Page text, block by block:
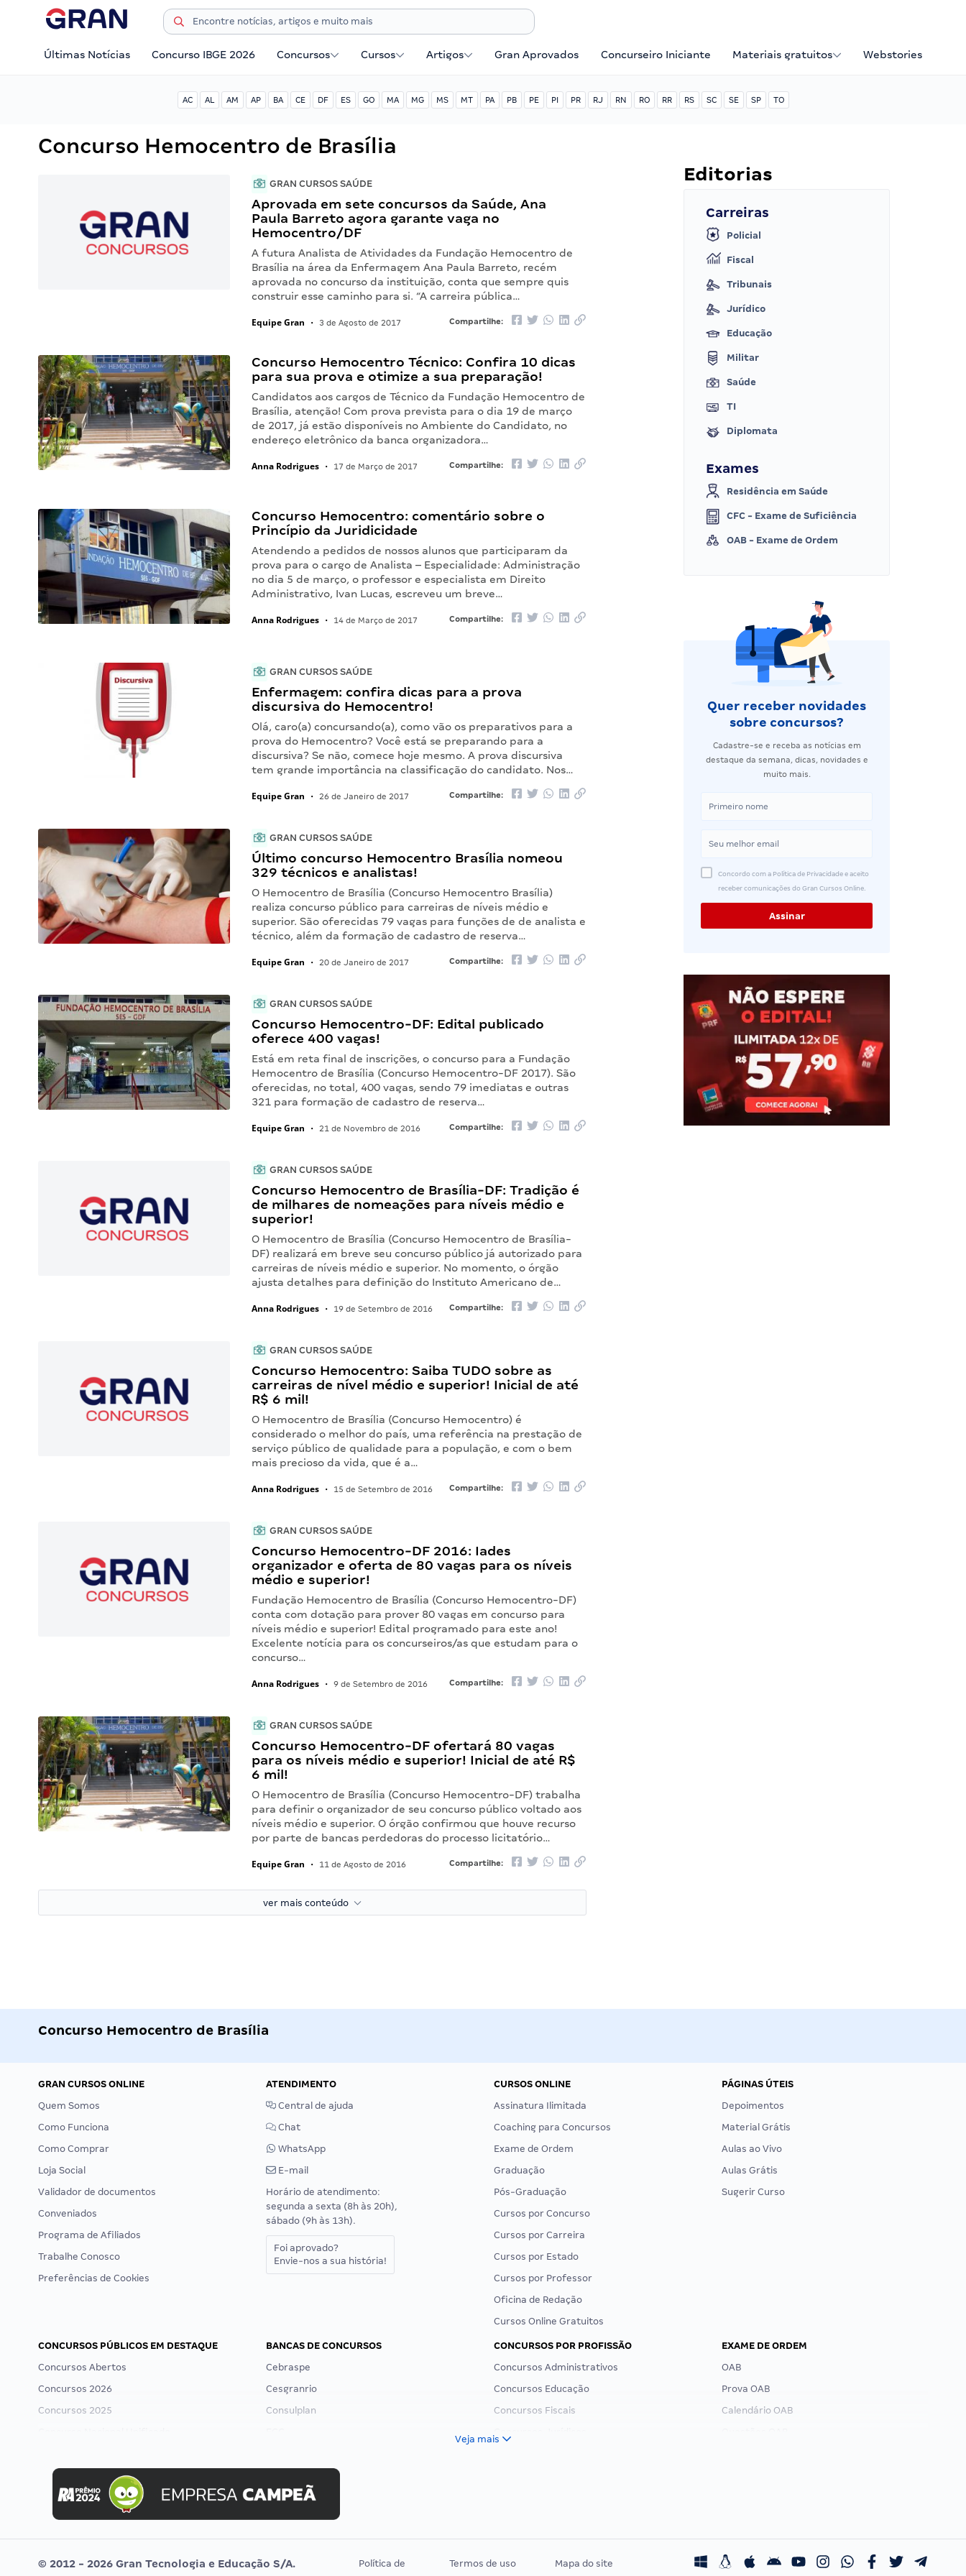
Últimas Notícias Concurso IBGE 2026 Concursos Cursos Artigos Gran Aprovados Concurseiro Iniciante Materiais gratuitos Webstories
AC AL AM AP BA CE DF ES GO MA MG MS MT PA PB PE PI PR RJ RN RO RR RS SC SE SP TO
Concurso Hemocentro de Brasília
GRAN CURSOS SAÚDE
Aprovada em sete concursos da Saúde, Ana
Paula Barreto agora garante vaga no
Hemocentro/DF
A futura Analista de Atividades da Fundação Hemocentro de
Brasília na área da Enfermagem Ana Paula Barreto, recém
aprovada no concurso da instituição, conta que sempre quis
construir esse caminho para si. “A carreira pública…
Equipe Gran • 3 de Agosto de 2017 Compartilhe:
Concurso Hemocentro Técnico: Confira 10 dicas
para sua prova e otimize a sua preparação!
Candidatos aos cargos de Técnico da Fundação Hemocentro de
Brasília, atenção! Com prova prevista para o dia 19 de março
de 2017, já estão disponíveis no Ambiente do Candidato, no
endereço eletrônico da banca organizadora…
Anna Rodrigues • 17 de Março de 2017 Compartilhe:
Concurso Hemocentro: comentário sobre o
Princípio da Juridicidade
Atendendo a pedidos de nossos alunos que participaram da
prova para o cargo de Analista – Especialidade: Administração
no dia 5 de março, o professor e especialista em Direito
Administrativo, Ivan Lucas, escreveu um breve…
Anna Rodrigues • 14 de Março de 2017 Compartilhe:
GRAN CURSOS SAÚDE
Enfermagem: confira dicas para a prova
discursiva do Hemocentro!
Olá, caro(a) concursando(a), como vão os preparativos para a
prova do Hemocentro? Você está se preparando para a
discursiva? Se não, comece hoje mesmo. A prova discursiva
tem grande importância na classificação do candidato. Nos…
Equipe Gran • 26 de Janeiro de 2017 Compartilhe:
GRAN CURSOS SAÚDE
Último concurso Hemocentro Brasília nomeou
329 técnicos e analistas!
O Hemocentro de Brasília (Concurso Hemocentro Brasília)
realiza concurso público para carreiras de níveis médio e
superior. São oferecidas 79 vagas para funções de de analista e
técnico, além da formação de cadastro de reserva…
Equipe Gran • 20 de Janeiro de 2017 Compartilhe:
GRAN CURSOS SAÚDE
Concurso Hemocentro-DF: Edital publicado
oferece 400 vagas!
Está em reta final de inscrições, o concurso para a Fundação
Hemocentro de Brasília (Concurso Hemocentro-DF 2017). São
oferecidas, no total, 400 vagas, sendo 79 imediatas e outras
321 para formação de cadastro de reserva…
Equipe Gran • 21 de Novembro de 2016 Compartilhe:
GRAN CURSOS SAÚDE
Concurso Hemocentro de Brasília-DF: Tradição é
de milhares de nomeações para níveis médio e
superior!
O Hemocentro de Brasília (Concurso Hemocentro de Brasília-
DF) realizará em breve seu concurso público já autorizado para
carreiras de níveis médio e superior. No momento, o órgão
ajusta detalhes para definição do Instituto Americano de…
Anna Rodrigues • 19 de Setembro de 2016 Compartilhe:
GRAN CURSOS SAÚDE
Concurso Hemocentro: Saiba TUDO sobre as
carreiras de nível médio e superior! Inicial de até
R$ 6 mil!
O Hemocentro de Brasília (Concurso Hemocentro) é
considerado o melhor do país, uma referência na prestação de
serviço público de qualidade para a população, e com o bem
mais precioso da vida, que é a…
Anna Rodrigues • 15 de Setembro de 2016 Compartilhe:
GRAN CURSOS SAÚDE
Concurso Hemocentro-DF 2016: Iades
organizador e oferta de 80 vagas para os níveis
médio e superior!
Fundação Hemocentro de Brasília (Concurso Hemocentro-DF)
conta com dotação para prover 80 vagas em concurso para
níveis médio e superior! Edital programado para este ano!
Excelente notícia para os concurseiros/as que estudam para o
concurso…
Anna Rodrigues • 9 de Setembro de 2016 Compartilhe:
GRAN CURSOS SAÚDE
Concurso Hemocentro-DF ofertará 80 vagas
para os níveis médio e superior! Inicial de até R$
6 mil!
O Hemocentro de Brasília (Concurso Hemocentro-DF) trabalha
para definir o organizador de seu concurso público voltado aos
níveis médio e superior. O órgão confirmou que houve recurso
por parte de bancas perdedoras do processo licitatório…
Equipe Gran • 11 de Agosto de 2016 Compartilhe:
ver mais conteúdo
Editorias
Carreiras
Policial
Fiscal
Tribunais
Jurídico
Educação
Militar
Saúde
TI
Diplomata
Exames
Residência em Saúde
CFC - Exame de Suficiência
OAB - Exame de Ordem
Quer receber novidades
sobre concursos?
Cadastre-se e receba as notícias em
destaque da semana, dicas, novidades e
muito mais.
Concordo com a Política de Privacidade e aceito
receber comunicações do Gran Cursos Online.
Concurso Hemocentro de Brasília
GRAN CURSOS ONLINE
Quem Somos
Como Funciona
Como Comprar
Loja Social
Validador de documentos
Conveniados
Programa de Afiliados
Trabalhe Conosco
Preferências de Cookies
ATENDIMENTO
Central de ajuda
Chat
WhatsApp
E-mail
Horário de atendimento:
segunda a sexta (8h às 20h),
sábado (9h às 13h).
Foi aprovado?
Envie-nos a sua história!
CURSOS ONLINE
Assinatura Ilimitada
Coaching para Concursos
Exame de Ordem
Graduação
Pós-Graduação
Cursos por Concurso
Cursos por Carreira
Cursos por Estado
Cursos por Professor
Oficina de Redação
Cursos Online Gratuitos
PÁGINAS ÚTEIS
Depoimentos
Material Grátis
Aulas ao Vivo
Aulas Grátis
Sugerir Curso
CONCURSOS PÚBLICOS EM DESTAQUE
Concursos Abertos
Concursos 2026
Concursos 2025
Concurso MPU
Editais publicados
BANCAS DE CONCURSOS
Cebraspe
Cesgranrio
Consulplan
Selecon
Uniase
Vunesp
CONCURSOS POR PROFISSÃO
Concursos Administrativos
Concursos Educação
Concursos Fiscais
Residência Multiprofissional
EXAME DE ORDEM
OAB
Prova OAB
Calendário OAB
Veja mais
© 2012 - 2026 Gran Tecnologia e Educação S/A. Política de Termos de uso Mapa do site